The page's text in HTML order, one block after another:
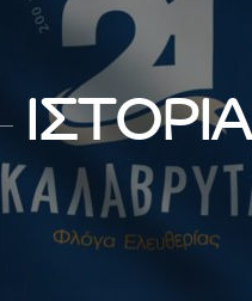
ΙΣΤΟΡΙΑ